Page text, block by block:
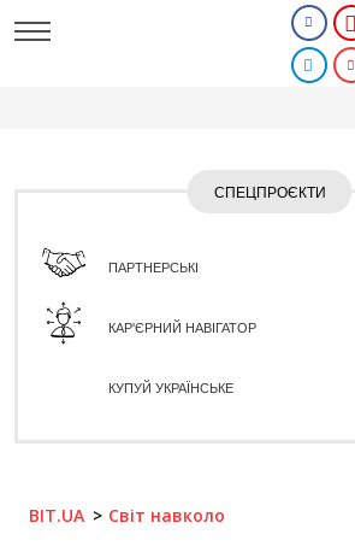
СПЕЦПРОЄКТИ
ПАРТНЕРСЬКІ
КАР'ЄРНИЙ НАВІГАТОР
КУПУЙ УКРАЇНСЬКЕ
BIT.UA Світ навколо